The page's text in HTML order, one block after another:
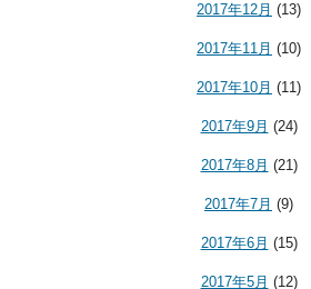
2017年12月 (13)
2017年11月 (10)
2017年10月 (11)
2017年9月 (24)
2017年8月 (21)
2017年7月 (9)
2017年6月 (15)
2017年5月 (12)